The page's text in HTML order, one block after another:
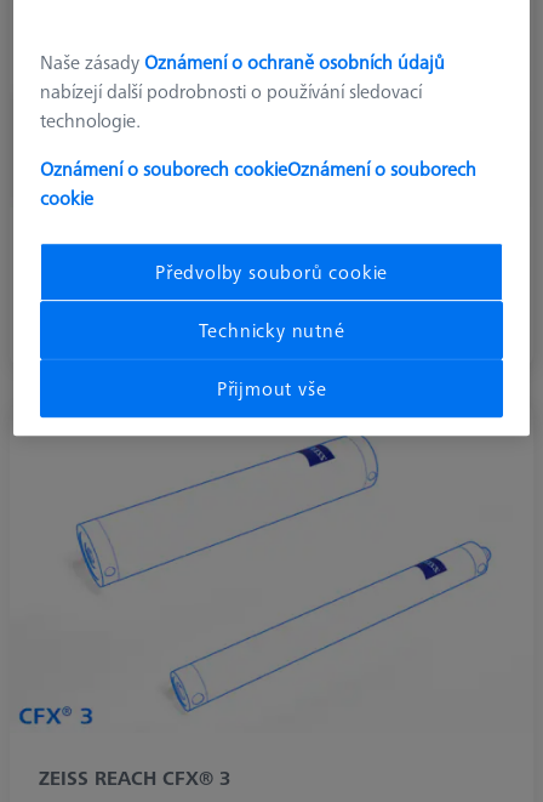
ZEISS REACH CFX® 1
ZEISS REACH CFX® 1 - hliníková náhrada. Lepší výkon při
ZEISS REACH CFX® 3
Naše zásadyOznámení o ochraně osobních údajů
nabízejí další podrobnosti o používání sledovací
technologie.
Oznámení o souborech cookieOznámení o souborech
cookie
Předvolby souborů cookie
Technicky nutné
Přijmout vše